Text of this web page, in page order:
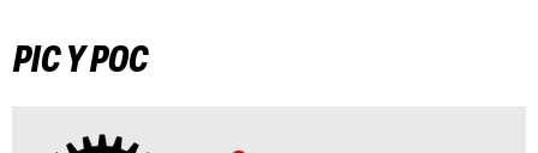
PIC Y POC